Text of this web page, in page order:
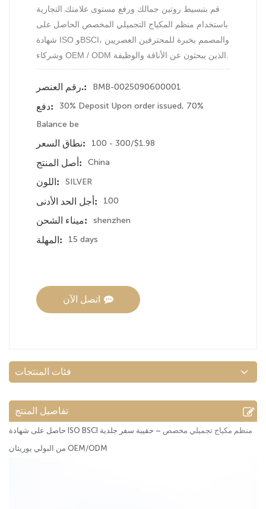
قم بتبسيط روتين جمالك ورفع مستوى علامتك التجارية
باستخدام منظم المكياج التجميلي المخصص الحاصل على
شهادة ISO وBSCI، والمصمم بخبرة للمحترفين العصريين
رقم العنصر.:
BMB-0025090600001
دفع:
30% Deposit Upon order issued, 70%
Balance be
نطاق السعر:
100 - 300/$1.98
أصل المنتج:
China
اللون:
SILVER
أجل الحد الأدنى:
100
ميناء الشحن:
shenzhen
المهلة:
15 days
اتصل الآن
فئات المنتجات
تفاصيل المنتج
حاصل على شهادة ISO BSCI منظم مكياج تجميلي مخصص – حقيبة سفر جلدية
من البولي يوريثان OEM/ODM